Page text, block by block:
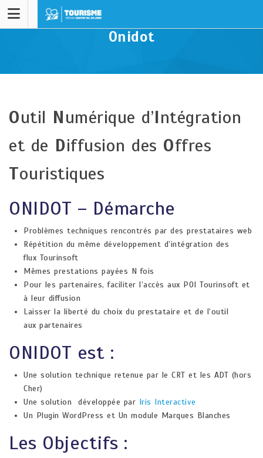
Onidot
Outil Numérique d’Intégration
et de Diffusion des Offres
Touristiques​ ​​
ONIDOT – Démarche​
Problèmes techniques rencontrés par des prestataires web​
Répétition du même développement d’intégration des
flux Tourinsoft​
Mêmes prestations payées N fois​
Pour les partenaires, faciliter l’accès aux POI Tourinsoft et
à leur diffusion​
Laisser la liberté du choix du prestataire et de l’outil
aux partenaires​
ONIDOT est :​
Une solution technique retenue par le CRT et les ADT (hors
Cher)​
​Une solution développée par Iris Interactive
Un Plugin WordPress​ et​ Un module Marques Blanches​
Les Objectifs :